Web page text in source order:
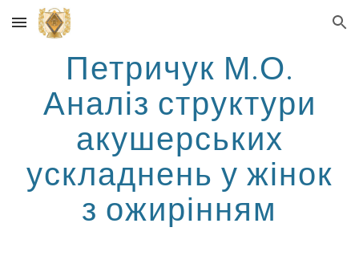
Skip to main content Skip to navigation
Петричук М.О.
Аналіз структури
акушерських
ускладнень у жінок
з ожирінням